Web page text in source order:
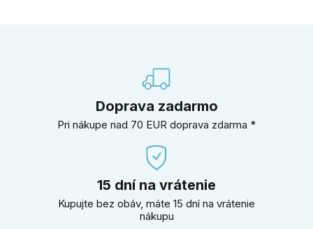
Doprava zadarmo
Pri nákupe nad 70 EUR doprava zdarma *
15 dní na vrátenie
Kupujte bez obáv, máte 15 dní na vrátenie
nákupu